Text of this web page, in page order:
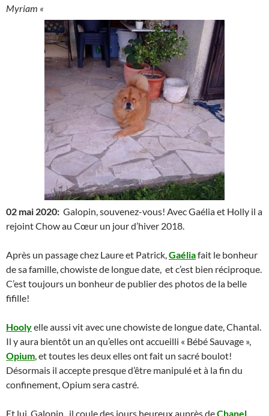
Myriam «
02 mai 2020: Galopin, souvenez-vous! Avec Gaélia et Holly il a
rejoint Chow au Cœur un jour d’hiver 2018.
Après un passage chez Laure et Patrick,Gaéliafait le bonheur
de sa famille, chowiste de longue date, et c’est bien réciproque.
C’est toujours un bonheur de publier des photos de la belle
fifille!
Hoolyelle aussi vit avec une chowiste de longue date, Chantal.
Il y aura bientôt un an qu’elles ont accueilli « Bébé Sauvage »,
Opium, et toutes les deux elles ont fait un sacré boulot!
Désormais il accepte presque d’être manipulé et à la fin du
confinement, Opium sera castré.
Et lui, Galopin, il coule des jours heureux auprès deChanel,